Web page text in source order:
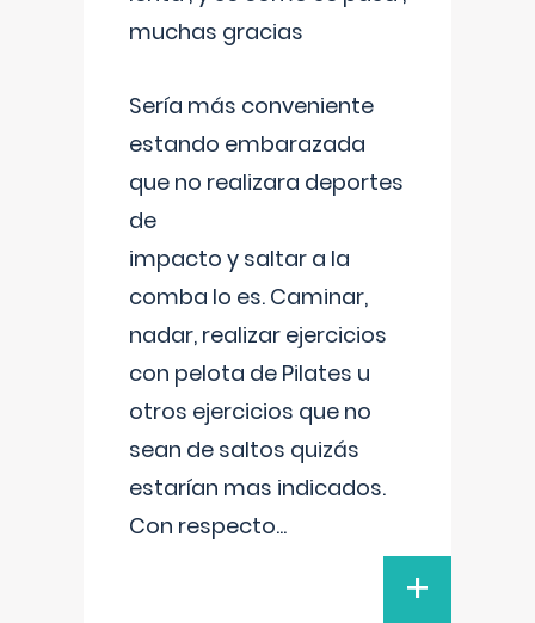
muchas gracias
Sería más conveniente
estando embarazada
que no realizara deportes
de
impacto y saltar a la
comba lo es. Caminar,
nadar, realizar ejercicios
con pelota de Pilates u
otros ejercicios que no
sean de saltos quizás
estarían mas indicados.
Con respecto...
+